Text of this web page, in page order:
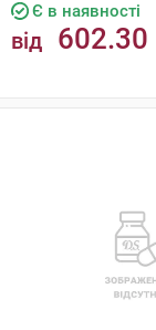
Є в наявності
від 602.30